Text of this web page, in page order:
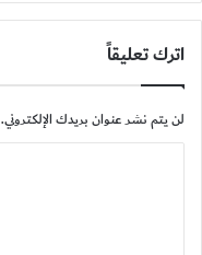
اترك تعليقاً
لن يتم نشر عنوان بريدك الإلكتروني.